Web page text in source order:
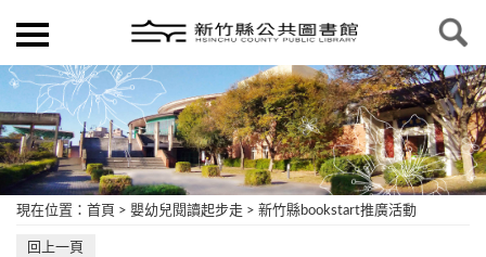
現在位置 ： 首頁 > 嬰幼兒閱讀起步走 > 新竹縣bookstart推廣活動
回上一頁